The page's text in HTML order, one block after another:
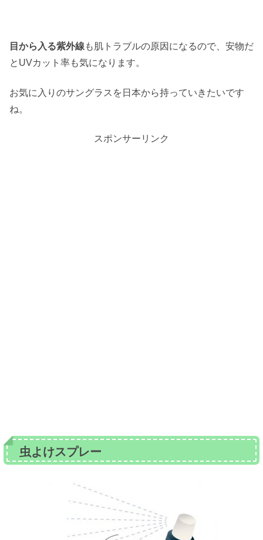
目から入る紫外線も肌トラブルの原因になるので、安物だ
とUVカット率も気になります。
お気に入りのサングラスを日本から持っていきたいです
ね。
スポンサーリンク
虫よけスプレー